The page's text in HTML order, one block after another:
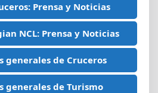
Prensa y Noticias
NCL: Prensa y Noticias
generales de Cruceros
generales de Turismo